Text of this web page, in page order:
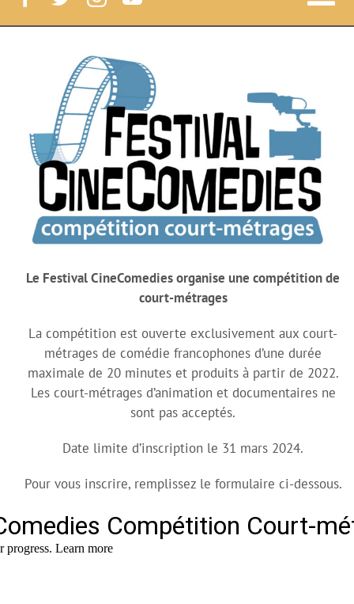
Le Festival
Le Lab
News
Le Festival CineComedies organise une compétition de
court-métrages
La compétition est ouverte exclusivement aux court-
métrages de comédie francophones d’une durée
maximale de 20 minutes et produits à partir de 2022.
Les court-métrages d’animation et documentaires ne
sont pas acceptés.
Date limite d’inscription le 31 mars 2024.
Pour vous inscrire, remplissez le formulaire ci-dessous.